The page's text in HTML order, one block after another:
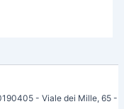
- Viale dei Mille, 65 -